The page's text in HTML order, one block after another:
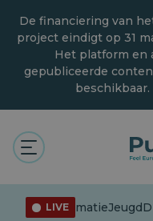
naar
hoofdinhoud
De financiering van
project eindigt op 31
Het platform en
gepubliceerde
beschikbaar.
LIVE
DesinformatieJeugd
Actualiteit
Wat
vinden: de